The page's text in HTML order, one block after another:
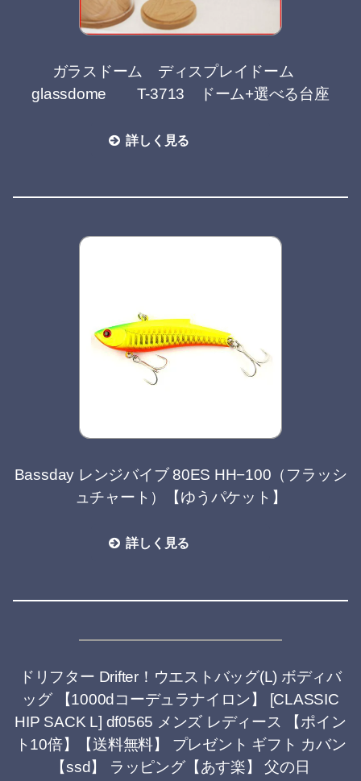
ガラスドーム ディスプレイドーム
glassdome T-3713 ドーム+選べる台座
詳しく見る
Bassday レンジバイブ 80ES HH−100（フラッシ
ュチャート）【ゆうパケット】
詳しく見る
ドリフター Drifter！ウエストバッグ(L) ボディバ
ッグ 【1000dコーデュラナイロン】 [CLASSIC
HIP SACK L] df0565 メンズ レディース 【ポイン
ト10倍】【送料無料】 プレゼント ギフト カバン
【ssd】 ラッピング【あす楽】 父の日